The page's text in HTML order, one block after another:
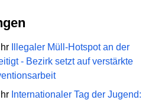
Illegaler Müll-Hotspot an der
- Bezirk setzt auf verstärkte
Internationaler Tag der Jugend: